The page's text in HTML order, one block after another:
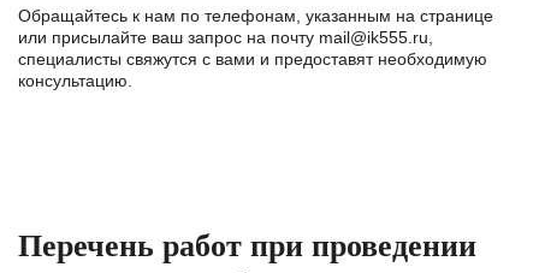
Обращайтесь к нам по телефонам, указанным на странице
или присылайте ваш запрос на почту mail@ik555.ru
специалисты свяжутся с вами и предоставят необходимую
консультацию.
Перечень работ при проведении